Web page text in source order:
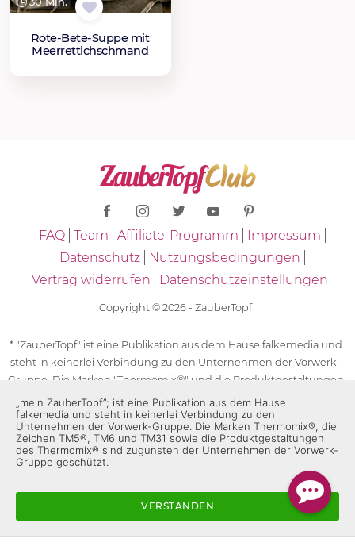
Rote-Bete-Suppe mit
Meerrettichschmand
FAQ Team Affiliate-Programm
Impressum
Datenschutz
Nutzungsbedingungen
Vertrag widerrufen
Datenschutzeinstellungen
Copyright © 2026 - ZauberTopf
* "ZauberTopf" ist eine Publikation aus dem Hause falkemedia und
steht in keinerlei Verbindung zu den Unternehmen der Vorwerk-
Gruppe. Die Marken "Thermomix®" und die Produktgestaltungen
des "Thermomix®" sind eingetragene Marken der Unternehmen
der Vorwerk-Gruppe. Die Marken Thermomix®, die Zeichen TM5®,
TM6 und TM31 sowie die Produktgestaltungen des Thermomix®
sind zugunsten der Unternehmen der Vorwerk-Gruppe
geschützt. Für die Rezeptangaben in "ZauberTopf" ist
„mein ZauberTopf”; ist eine Publikation aus dem Hause
falkemedia und steht in keinerlei Verbindung zu den
Unternehmen der Vorwerk-Gruppe. Die Marken Thermomix®, die
Zeichen TM5®, TM6 und TM31 sowie die Produktgestaltungen
des Thermomix® sind zugunsten der Unternehmen der Vorwerk-
Gruppe geschützt.
VERSTANDEN